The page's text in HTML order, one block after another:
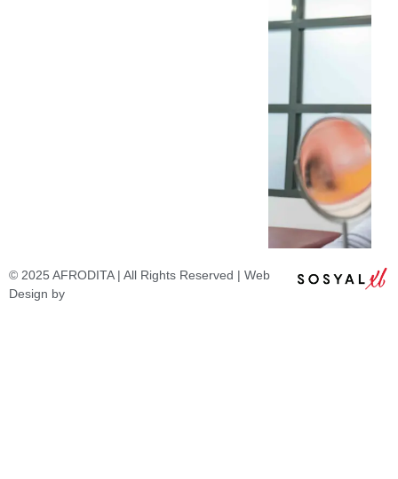
© 2025 AFRODITA | All Rights Reserved | Web
Design by